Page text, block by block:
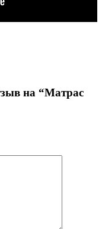
на “Матрас